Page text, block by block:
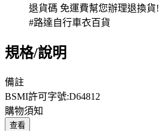
退貨碼 免運費幫您辦理退換貨!
#路達自行車衣百貨
規格/說明
備註
BSMI許可字號:D64812
購物須知
查看